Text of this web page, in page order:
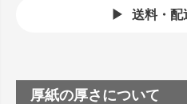
送料・配
厚紙の厚さについて